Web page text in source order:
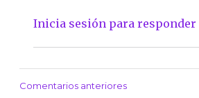
Inicia sesión para responder
Navegación
Comentarios anteriores